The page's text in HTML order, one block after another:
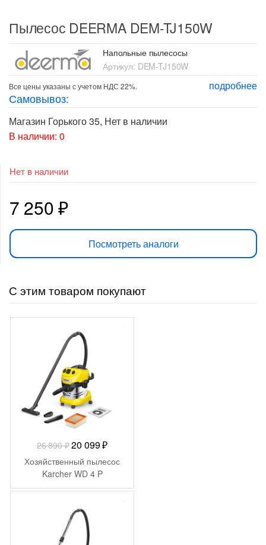
Пылесос DEERMA DEM-TJ150W
Напольные пылесосы
Артикул: DEM-TJ150W
подробнее
Все цены указаны с учетом НДС 22%.
Самовывоз:
Магазин Горького 35, Нет в наличии
В наличии: 0
Нет в наличии
7 250₽
Посмотреть аналоги
С этим товаром покупают
26 890₽Первоначальная
цена
составляла
26
20 099₽Текущая
цена:
099 ₽.
Хозяйственный пылесос
Karcher WD 4 P